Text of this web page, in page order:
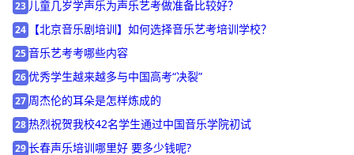
22 【声乐艺术培训】声乐考试中要注意哪些细节？
23 儿童几岁学声乐为声乐艺考做准备比较好？
24【北京音乐剧培训】如何选择音乐艺考培训学校？
25音乐艺考考哪些内容
26 优秀学生越来越多与中国高考“决裂”
27周杰伦的耳朵是怎样炼成的
28热烈祝贺我校42名学生通过中国音乐学院初试